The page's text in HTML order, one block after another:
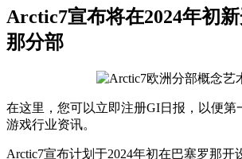
Arctic7宣布将在2024年初
那分部
在这里，您可以立即注册GI日报，以便第
游戏行业资讯。
Arctic7宣布计划于2024年初在巴塞罗那开